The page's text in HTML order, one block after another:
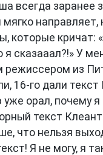
всегда заранее
мягко направляет,
которые кричат:
я сказааал?!» У
режиссером из
16-го дали текст
уже орал, почему
текст
что нельзя
Я не могу, я